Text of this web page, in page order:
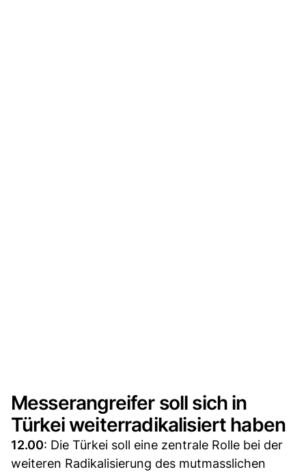
Messerangreifer soll sich in
Türkei weiterradikalisiert haben
12.00: Die Türkei soll eine zentrale Rolle bei der
weiteren Radikalisierung des mutmasslichen